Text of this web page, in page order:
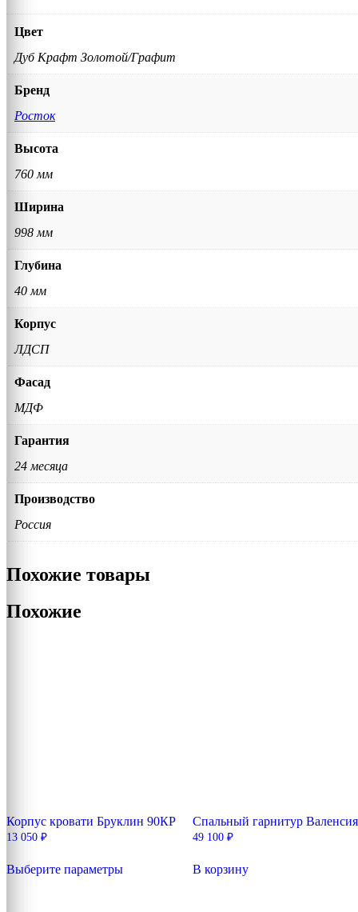
Цвет
Дуб Крафт Золотой/Графит
Бренд
Росток
Высота
760 мм
Ширина
998 мм
Глубина
40 мм
Корпус
ЛДСП
Фасад
МДФ
Гарантия
24 месяца
Производство
Россия
Похожие товары
Похожие
Корпус кровати Бруклин 90КР
13 050 ₽
Выберите параметры
Спальный гарнитур Валенсия
49 100 ₽
В корзину